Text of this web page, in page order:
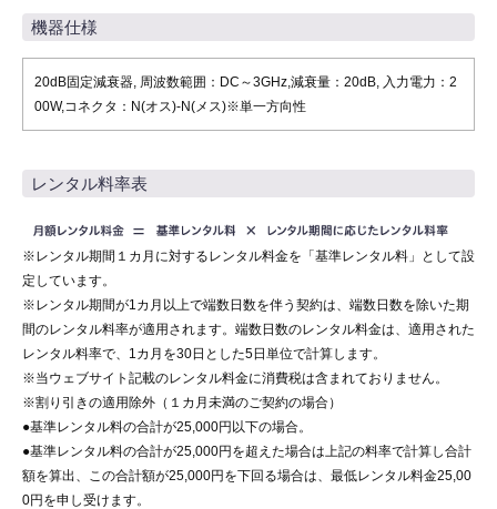
機器仕様
20dB固定減衰器, 周波数範囲：DC～3GHz,減衰量：20dB, 入力電力：2
00W,コネクタ：N(オス)-N(メス)※単一方向性
レンタル料率表
※レンタル期間１カ月に対するレンタル料金を「基準レンタル料」として設
定しています。
※レンタル期間が1カ月以上で端数日数を伴う契約は、端数日数を除いた期
間のレンタル料率が適用されます。端数日数のレンタル料金は、適用された
レンタル料率で、1カ月を30日とした5日単位で計算します。
※当ウェブサイト記載のレンタル料金に消費税は含まれておりません。
※割り引きの適用除外（１カ月未満のご契約の場合）
●基準レンタル料の合計が25,000円以下の場合。
●基準レンタル料の合計が25,000円を超えた場合は上記の料率で計算し合計
額を算出、この合計額が25,000円を下回る場合は、最低レンタル料金25,00
0円を申し受けます。